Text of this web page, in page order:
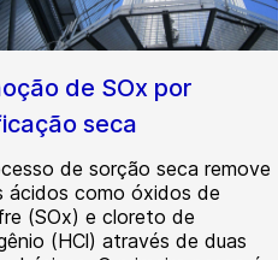
de SOx por
seca
de sorção seca remove
ácidos como óxidos de
(SOx) e cloreto de
(HCl) através de duas